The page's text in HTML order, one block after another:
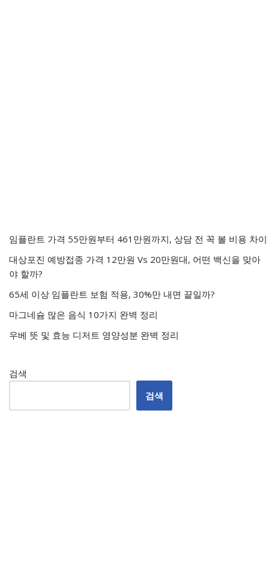
임플란트 가격 55만원부터 461만원까지, 상담 전 꼭 볼 비용 차이
대상포진 예방접종 가격 12만원 Vs 20만원대, 어떤 백신을 맞아
야 할까?
65세 이상 임플란트 보험 적용, 30%만 내면 끝일까?
마그네슘 많은 음식 10가지 완벽 정리
우베 뜻 및 효능 디저트 영양성분 완벽 정리
검색
검색